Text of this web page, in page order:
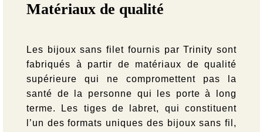
Matériaux de qualité
Les bijoux sans filet fournis par Trinity sont
fabriqués à partir de matériaux de qualité
supérieure qui ne compromettent pas la
santé de la personne qui les porte à long
terme. Les tiges de labret, qui constituent
l’un des formats uniques des bijoux sans fil,